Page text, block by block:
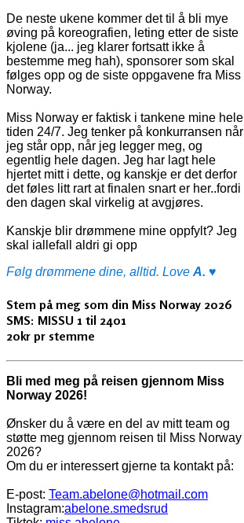
De neste ukene kommer det til å bli mye
øving på koreografien, leting etter de siste
kjolene (ja... jeg klarer fortsatt ikke å
bestemme meg hah), sponsorer som skal
følges opp og de siste oppgavene fra Miss
Norway.
Miss Norway er faktisk i tankene mine hele
tiden 24/7. Jeg tenker på konkurransen når
jeg står opp, når jeg legger meg, og
egentlig hele dagen. Jeg har lagt hele
hjertet mitt i dette, og kanskje er det derfor
det føles litt rart at finalen snart er her..fordi
den dagen skal virkelig at avgjøres.
Kanskje blir drømmene mine oppfylt? Jeg
skal iallefall aldri gi opp
Følg drømmene dine, alltid. Love A. ♥
Stem på meg som din Miss Norway 2026
SMS: MISSU 1 til 2401
20kr pr stemme
Bli med meg på reisen gjennom Miss
Norway 2026!
Ønsker du å være en del av mitt team og
støtte meg gjennom reisen til Miss Norway
2026?
Om du er interessert gjerne ta kontakt på:
E-post: Team.abelone@hotmail.com
Instagram:abelone.smedsrud